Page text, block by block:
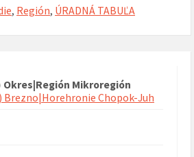
, Región, ÚRADNÁ TABUĽA
Okres|Región Mikroregión
Brezno|Horehronie Chopok-Juh